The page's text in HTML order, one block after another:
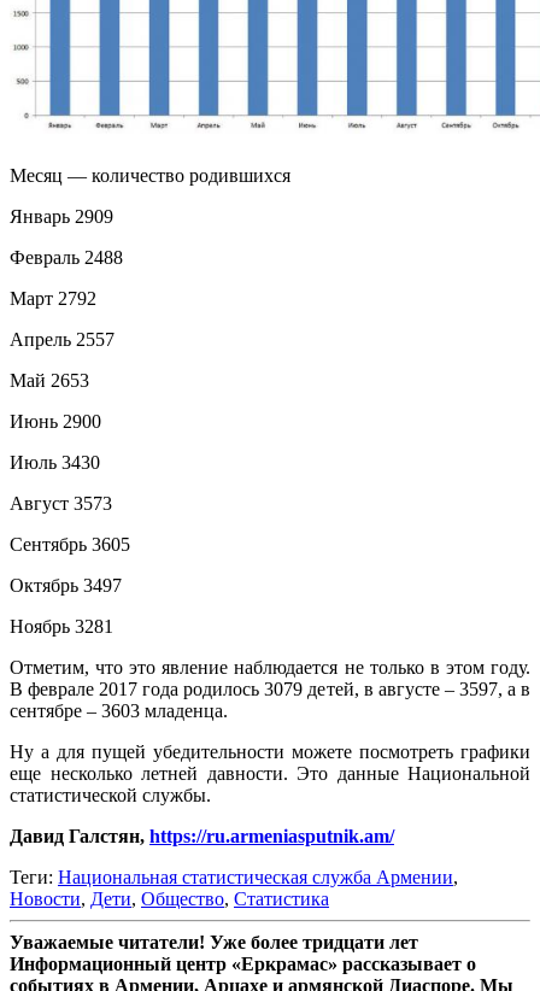
Месяц — количество родившихся
Январь 2909
Февраль 2488
Март 2792
Апрель 2557
Май 2653
Июнь 2900
Июль 3430
Август 3573
Сентябрь 3605
Октябрь 3497
Ноябрь 3281
Отметим, что это явление наблюдается не только в этом году.
В феврале 2017 года родилось 3079 детей, в августе – 3597, а в
сентябре – 3603 младенца.
Ну а для пущей убедительности можете посмотреть графики
еще несколько летней давности. Это данные Национальной
статистической службы.
Давид Галстян, https://ru.armeniasputnik.am/
Теги: Национальная статистическая служба Армении,
Новости, Дети, Общество, Статистика
Уважаемые читатели! Уже более тридцати лет
Информационный центр «Еркрамас» рассказывает о
событиях в Армении, Арцахе и армянской Диаспоре. Мы